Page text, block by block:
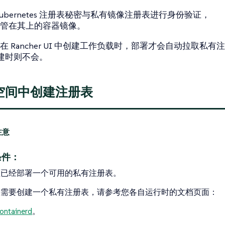
注册表秘密与私有镜像注册表进行身份验证，
在其上的容器镜像。
Rancher UI 中创建工作负载时，部署才会自动拉取私有
则不会。
间中创建注册表
：
经部署一个可用的私有注册表。
要创建一个私有注册表，请参考您各自运行时的文档页面：
。